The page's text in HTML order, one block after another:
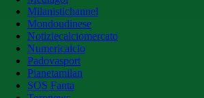
Milanistichannel
Mondoudinese
Notiziecalciomercato
Numericalcio
Padovasport
Pianetamilan
SOS Fanta